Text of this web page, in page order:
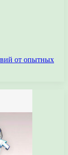
от опытных